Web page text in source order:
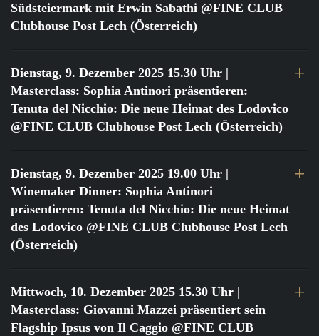
Südsteiermark mit Erwin Sabathi @FINE CLUB
Clubhouse Post Lech (Österreich)
Dienstag, 9. Dezember 2025 15.30 Uhr |
Masterclass: Sophia Antinori präsentieren:
Tenuta del Nicchio: Die neue Heimat des Lodovico
@FINE CLUB Clubhouse Post Lech (Österreich)
Dienstag, 9. Dezember 2025 19.00 Uhr |
Winemaker Dinner: Sophia Antinori
präsentieren: Tenuta del Nicchio: Die neue Heimat
des Lodovico @FINE CLUB Clubhouse Post Lech
(Österreich)
Mittwoch, 10. Dezember 2025 15.30 Uhr |
Masterclass: Giovanni Mazzei präsentiert sein
Flagship Ipsus von Il Caggio @FINE CLUB